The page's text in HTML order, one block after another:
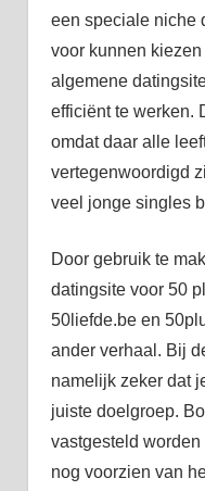
een speciale niche
voor kunnen
algemene
efficiënt te werken.
omdat daar alle
vertegenwoordigd
veel jonge singles
Door gebruik te
datingsite voor 50
50liefde.be en
ander verhaal. Bij
namelijk zeker dat
juiste doelgroep.
vastgesteld
nog voorzien van